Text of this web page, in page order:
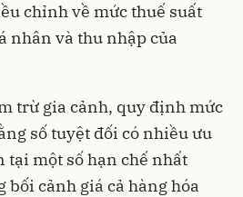
chỉnh về mức thuế suất
nhân và thu nhập của
trừ gia cảnh, quy định mức
số tuyệt đối có nhiều ưu
một số hạn chế nhất
cảnh giá cả hàng hóa